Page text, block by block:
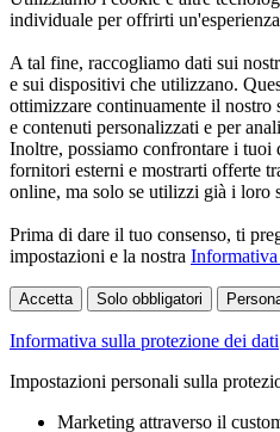
individuale per offrirti
A tal fine, raccogliamo dati sui
e sui dispositivi che utilizzano.
ottimizzare continuamente il
e contenuti personalizzati e per
Inoltre, possiamo confrontare i
fornitori esterni e mostrarti offerte
online, ma solo se utilizzi già i loro
Prima di dare il tuo consenso, ti
impostazioni e la nostra Informativa
Accetta Solo obbligatori
Informativa sulla protezione dei dati
Impostazioni personali sulla
Marketing attraverso il